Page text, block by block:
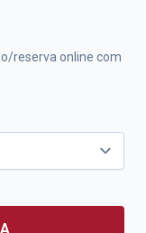
reserva online com